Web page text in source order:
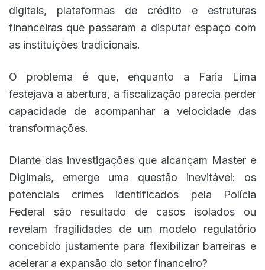
digitais, plataformas de crédito e estruturas
financeiras que passaram a disputar espaço com
as instituições tradicionais.
O problema é que, enquanto a Faria Lima
festejava a abertura, a fiscalização parecia perder
capacidade de acompanhar a velocidade das
transformações.
Diante das investigações que alcançam Master e
Digimais, emerge uma questão inevitável: os
potenciais crimes identificados pela Polícia
Federal são resultado de casos isolados ou
revelam fragilidades de um modelo regulatório
concebido justamente para flexibilizar barreiras e
acelerar a expansão do setor financeiro?